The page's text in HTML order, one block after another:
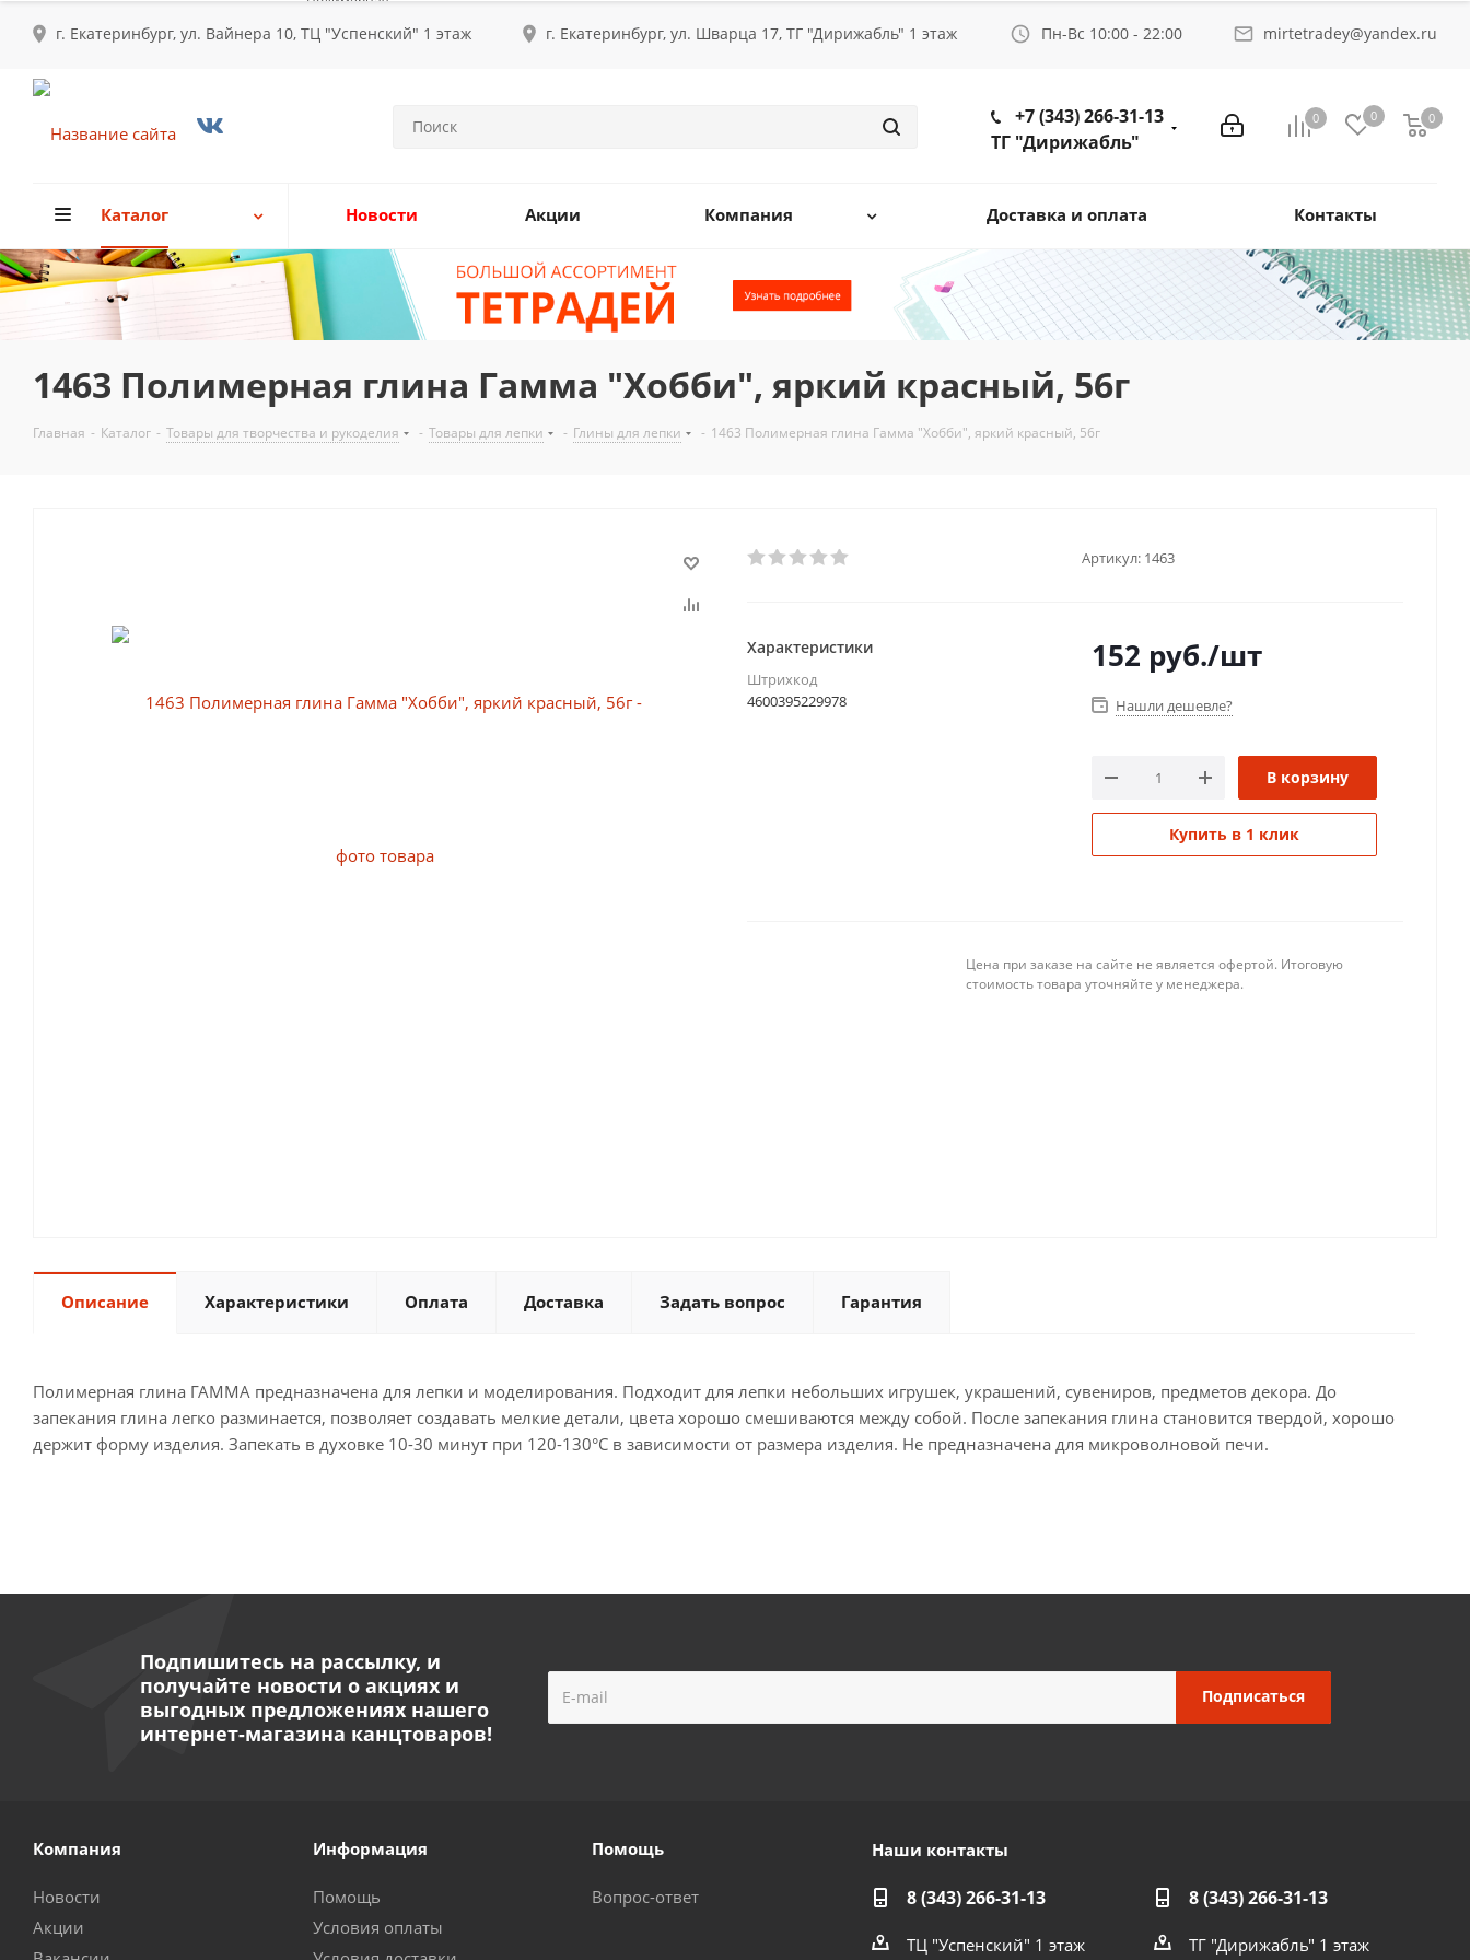
г. Екатеринбург, ул. Вайнера 10, ТЦ "Успенский" 1 этаж г. Екатеринбург, ул. Шварца 17, ТГ "Дирижабль" 1 этаж Пн-Вс 10:00 - 22:00 mirtetradey@yandex.ru
0 0 0
+7 (343) 266-31-13
ТГ "Дирижабль"
Каталог Новости Акции Компания Доставка и оплата Контакты
1463 Полимерная глина Гамма "Хобби", яркий красный, 56г
Главная - Каталог - Товары для творчества и рукоделия - Товары для лепки - Глины для лепки - 1463 Полимерная глина Гамма "Хобби", яркий красный, 56г
Артикул: 1463
Характеристики
Штрихкод
4600395229978
152 руб./шт
Нашли дешевле?
В корзину
Купить в 1 клик
Цена при заказе на сайте не является офертой. Итоговую
стоимость товара уточняйте у менеджера.
Описание Характеристики Оплата Доставка Задать вопрос Гарантия
Полимерная глина ГАММА предназначена для лепки и моделирования. Подходит для лепки небольших игрушек, украшений, сувениров, предметов декора. До
запекания глина легко разминается, позволяет создавать мелкие детали, цвета хорошо смешиваются между собой. После запекания глина становится твердой, хорошо
держит форму изделия. Запекать в духовке 10-30 минут при 120-130°C в зависимости от размера изделия. Не предназначена для микроволновой печи.
Подпишитесь на рассылку, и
получайте новости о акциях и
выгодных предложениях нашего
интернет-магазина канцтоваров!
Компания
Новости
Акции
Информация
Помощь
Условия оплаты
Помощь
Вопрос-ответ
Наши контакты
8 (343) 266-31-13
ТЦ "Успенский" 1 этаж
8 (343) 266-31-13
ТГ "Дирижабль" 1 этаж